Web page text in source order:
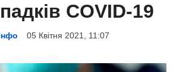
COVID-19
05 Квітня 2021, 11:07